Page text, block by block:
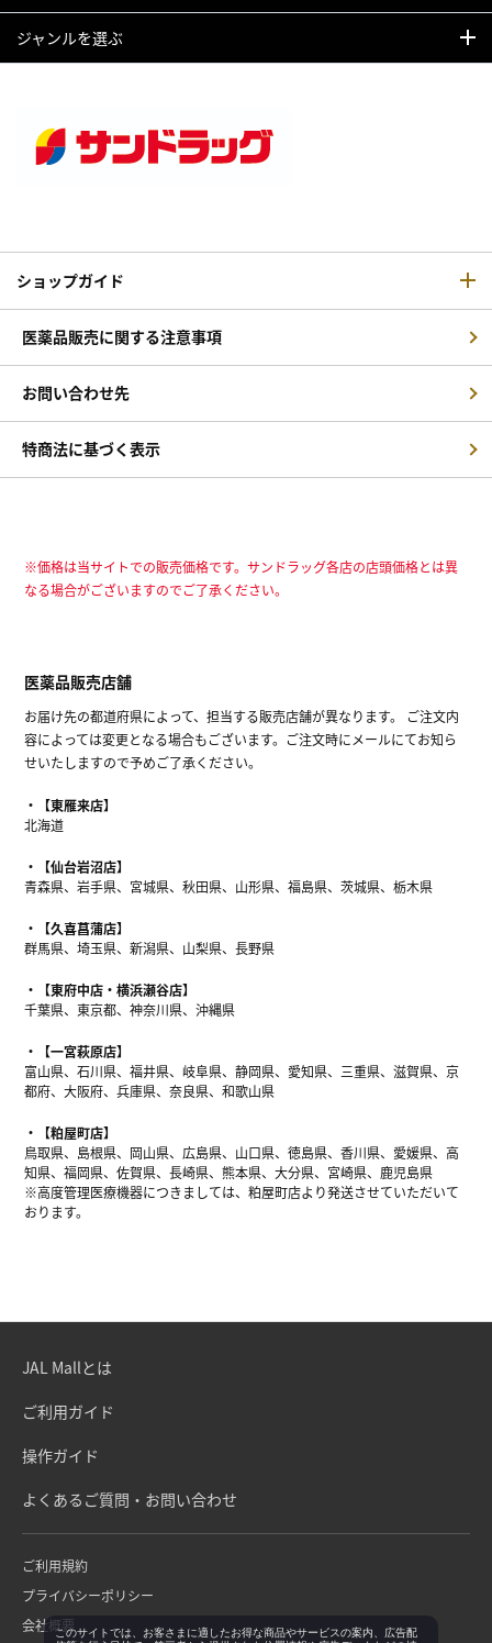
ジャンルを選ぶ
ショップガイド
医薬品販売に関する注意事項
お問い合わせ先
特商法に基づく表示
※価格は当サイトでの販売価格です。サンドラッグ各店の店頭価格とは異
なる場合がございますのでご了承ください。
医薬品販売店舗
お届け先の都道府県によって、担当する販売店舗が異なります。 ご注文内
容によっては変更となる場合もございます。ご注文時にメールにてお知ら
せいたしますので予めご了承ください。
【東雁来店】
北海道
【仙台岩沼店】
青森県、岩手県、宮城県、秋田県、山形県、福島県、茨城県、栃木県
【久喜菖蒲店】
群馬県、埼玉県、新潟県、山梨県、長野県
【東府中店・横浜瀬谷店】
千葉県、東京都、神奈川県、沖縄県
【一宮萩原店】
富山県、石川県、福井県、岐阜県、静岡県、愛知県、三重県、滋賀県、京
都府、大阪府、兵庫県、奈良県、和歌山県
【粕屋町店】
鳥取県、島根県、岡山県、広島県、山口県、徳島県、香川県、愛媛県、高
知県、福岡県、佐賀県、長崎県、熊本県、大分県、宮崎県、鹿児島県
※高度管理医療機器につきましては、粕屋町店より発送させていただいて
おります。
JAL Mallとは
ご利用ガイド
操作ガイド
よくあるご質問・お問い合わせ
ご利用規約
プライバシーポリシー
会社概要このサイトでは、お客さまに適したお得な商品やサービスの案内、広告配